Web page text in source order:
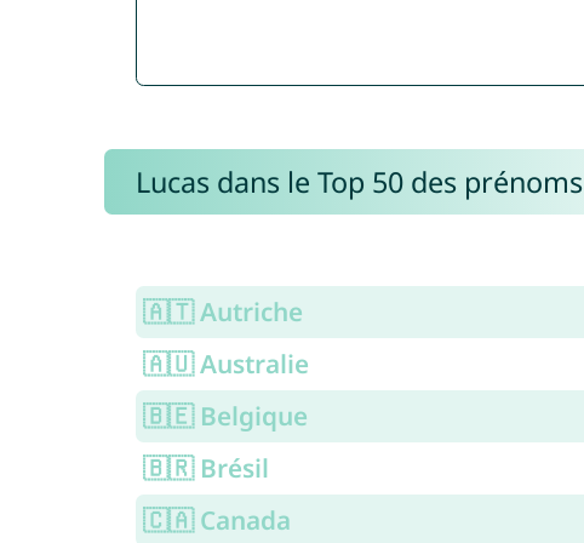
Lucas dans le Top 50 des prénoms
🇦🇹 Autriche
🇦🇺 Australie
🇧🇪 Belgique
🇧🇷 Brésil
🇨🇦 Canada